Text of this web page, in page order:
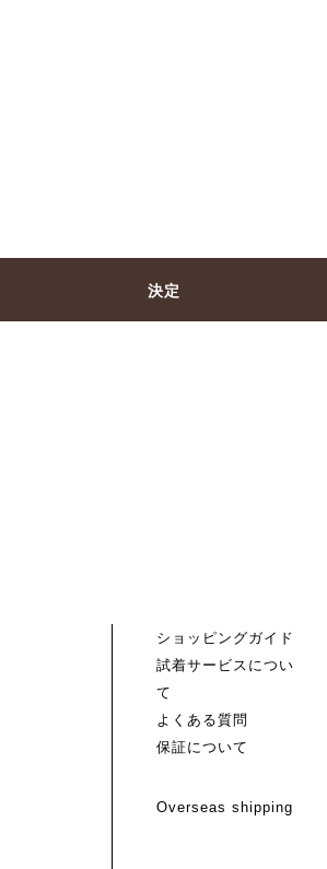
決定
ショッピングガイド
試着サービスについ
て
よくある質問
保証について
Overseas shipping